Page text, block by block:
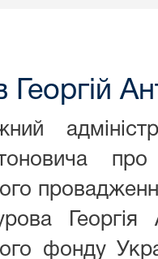
про
Георгія
фонду